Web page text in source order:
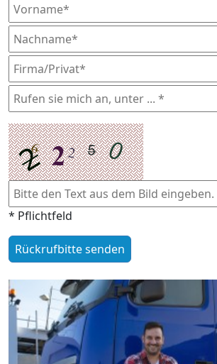
* Pflichtfeld